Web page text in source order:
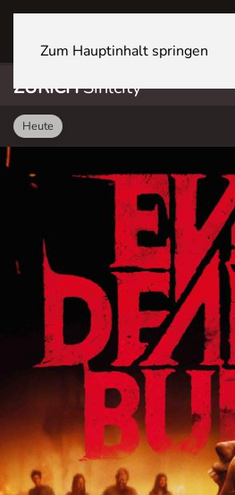
Zum Hauptinhalt springen
ZÜRICHSihlcity
Heute